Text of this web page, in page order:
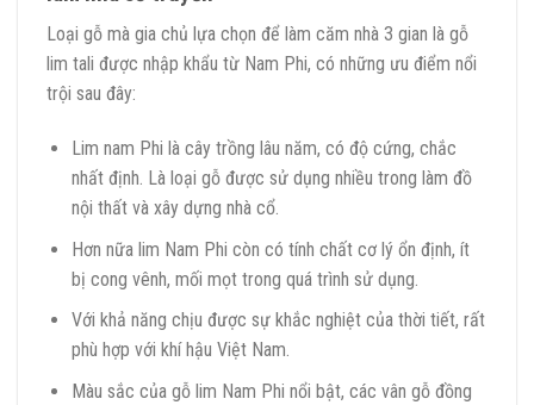
Loại gỗ mà gia chủ lựa chọn để làm căm nhà 3 gian là gỗ
lim tali được nhập khẩu từ Nam Phi, có những ưu điểm nổi
trội sau đây:
Lim nam Phi là cây trồng lâu năm, có độ cứng, chắc
nhất định. Là loại gỗ được sử dụng nhiều trong làm đồ
nội thất và xây dựng nhà cổ.
Hơn nữa lim Nam Phi còn có tính chất cơ lý ổn định, ít
bị cong vênh, mối mọt trong quá trình sử dụng.
Với khả năng chịu được sự khắc nghiệt của thời tiết, rất
phù hợp với khí hậu Việt Nam.
Màu sắc của gỗ lim Nam Phi nổi bật, các vân gỗ đồng